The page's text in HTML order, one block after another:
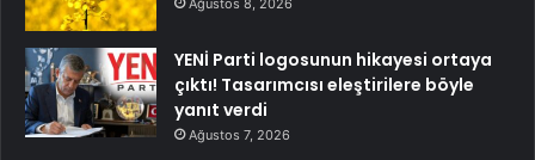
Ağustos 8, 2026
YENİ Parti logosunun hikayesi ortaya
çıktı! Tasarımcısı eleştirilere böyle
yanıt verdi
Ağustos 7, 2026